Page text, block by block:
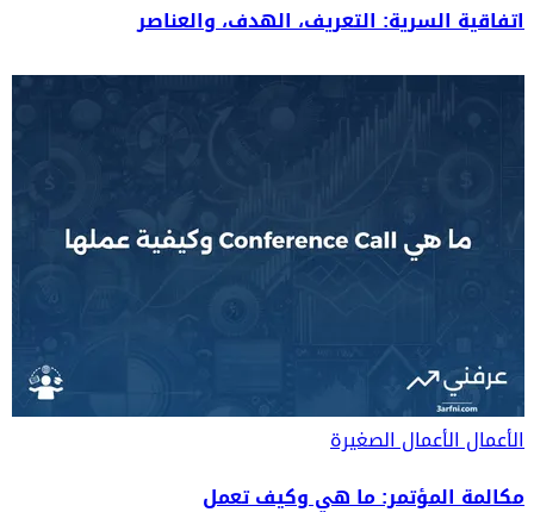
اتفاقية السرية: التعريف، الهدف، والعناصر
الأعمالالأعمال الصغيرة
مكالمة المؤتمر: ما هي وكيف تعمل